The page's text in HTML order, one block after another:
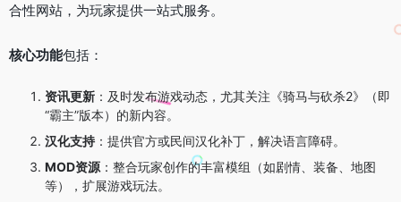
合性网站，为玩家提供一站式服务。
核心功能包括：
资讯更新 ：及时发布游戏动态，尤其关注《骑马与砍杀2》（即
“霸主”版本）的新内容。
汉化支持 ：提供官方或民间汉化补丁，解决语言障碍。
MOD资源 ：整合玩家创作的丰富模组（如剧情、装备、地图
等），扩展游戏玩法。